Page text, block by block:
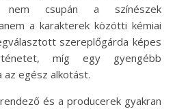
nem csupán a színészek
a karakterek közötti kémiai
szereplőgárda képes
míg egy gyengébb
egész alkotást.
és a producerek gyakran